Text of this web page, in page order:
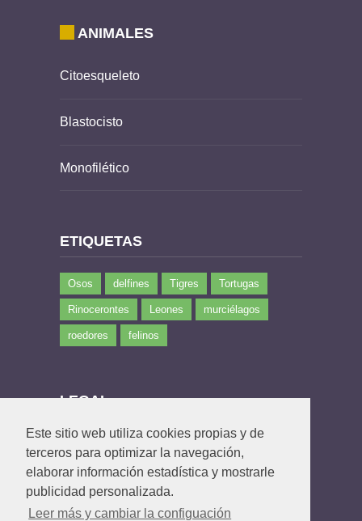
Este sitio web utiliza cookies propias y de
terceros para optimizar la navegación,
elaborar información estadística y mostrarle
publicidad personalizada.
Leer más y cambiar la configuación
ANIMALES
Citoesqueleto
Blastocisto
Monofilético
ETIQUETAS
Osos delfines Tigres Tortugas
Rinocerontes Leones murciélagos
roedores felinos
LEGAL
Política de privacidad
Política de Cookies
Contacto